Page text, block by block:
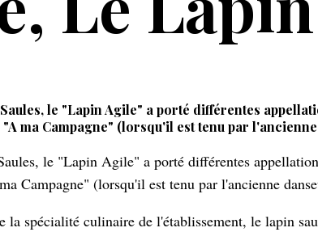
le "Lapin Agile" a porté différentes
ma Campagne" (lorsqu'il est tenu par
Campagne" (lorsqu'il est tenu par l'ancienne
spécialité culinaire de l'établissement, le lapin